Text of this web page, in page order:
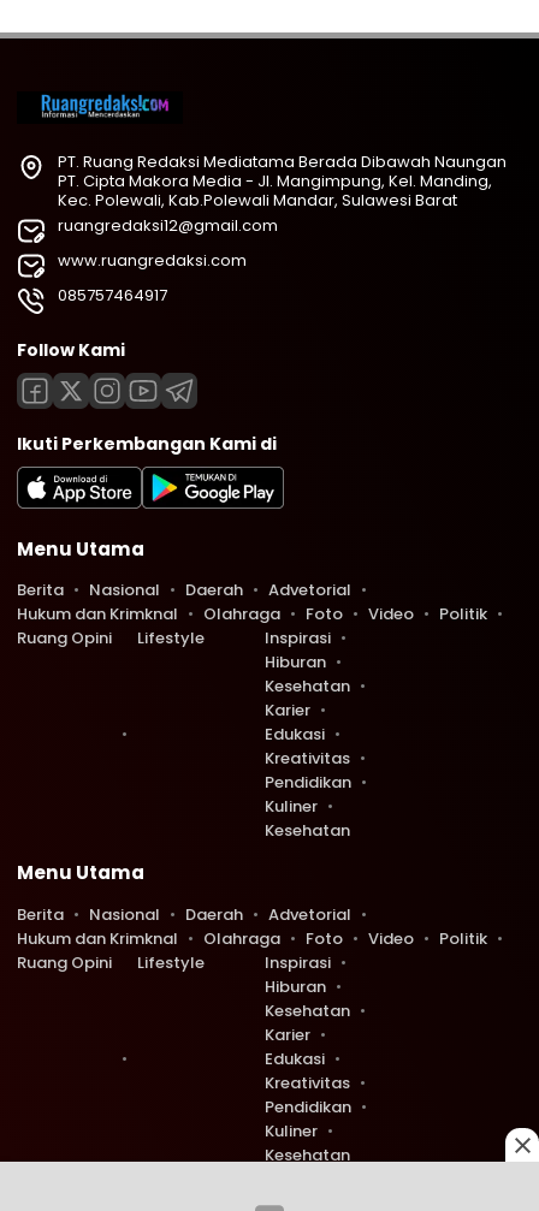
PT. Ruang Redaksi Mediatama Berada Dibawah Naungan
PT. Cipta Makora Media - Jl. Mangimpung, Kel. Manding,
Kec. Polewali, Kab.Polewali Mandar, Sulawesi Barat
ruangredaksi12@gmail.com
www.ruangredaksi.com
085757464917
Follow Kami
Ikuti Perkembangan Kami di
Menu Utama
Berita Nasional Daerah
Advetorial
Hukum dan Krimknal
Olahraga Foto Video
Politik
Ruang Opini
Lifestyle
Inspirasi
Hiburan
Kesehatan
Karier
Edukasi
Kreativitas
Pendidikan
Kuliner
Kesehatan
Menu Utama
Berita Nasional Daerah
Advetorial
Hukum dan Krimknal
Olahraga Foto Video
Politik
Ruang Opini
Lifestyle
Inspirasi
Hiburan
Kesehatan
Karier
Edukasi
Kreativitas
Pendidikan
Kuliner
Kesehatan